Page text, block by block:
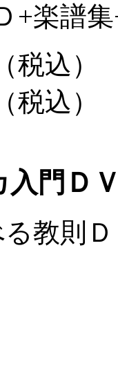
+楽譜
税込）
税込）
入門Ｄ
教則